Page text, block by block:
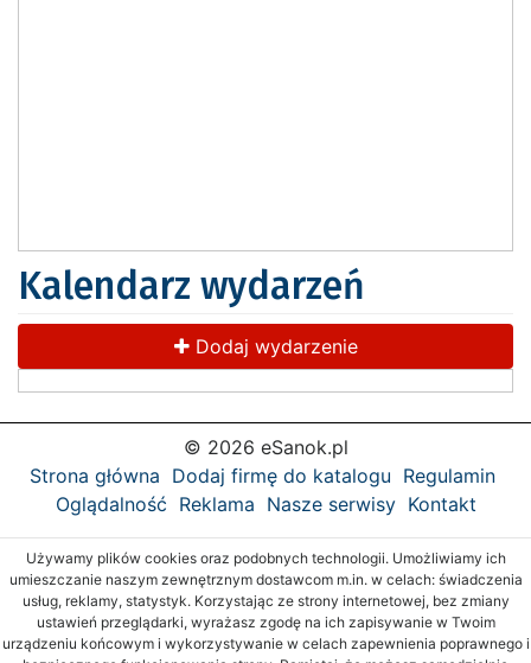
Kalendarz wydarzeń
Dodaj wydarzenie
© 2026 eSanok.pl
Strona główna Dodaj firmę do katalogu Regulamin
Oglądalność Reklama Nasze serwisy Kontakt
Używamy plików cookies oraz podobnych technologii. Umożliwiamy ich
umieszczanie naszym zewnętrznym dostawcom m.in. w celach: świadczenia
usług, reklamy, statystyk. Korzystając ze strony internetowej, bez zmiany
ustawień przeglądarki, wyrażasz zgodę na ich zapisywanie w Twoim
urządzeniu końcowym i wykorzystywanie w celach zapewnienia poprawnego i